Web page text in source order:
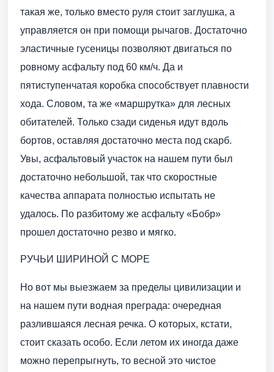
такая же, только вместо руля стоит заглушка, а
управляется он при помощи рычагов. Достаточно
эластичные гусеницы позволяют двигаться по
ровному асфальту под 60 км/ч. Да и
пятиступенчатая коробка способствует плавности
хода. Словом, та же «маршрутка» для лесных
обитателей. Только сзади сиденья идут вдоль
бортов, оставляя достаточно места под скарб.
Увы, асфальтовый участок на нашем пути был
достаточно небольшой, так что скоростные
качества аппарата полностью испытать не
удалось. По разбитому же асфальту «Бобр»
прошел достаточно резво и мягко.
РУЧЬИ ШИРИНОЙ С МОРЕ
Но вот мы выезжаем за пределы цивилизации и
на нашем пути водная преграда: очередная
разлившаяся лесная речка. О которых, кстати,
стоит сказать особо. Если летом их иногда даже
можно перепрыгнуть, то весной это чистое